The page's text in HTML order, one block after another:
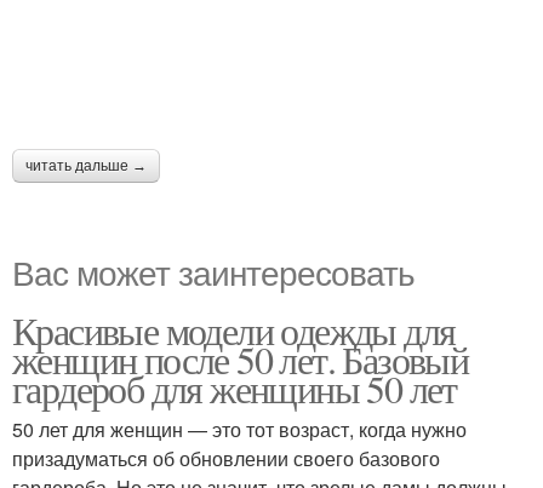
читать дальше →
Вас может заинтересовать
Красивые модели одежды для
женщин после 50 лет. Базовый
гардероб для женщины 50 лет
50 лет для женщин — это тот возраст, когда нужно
призадуматься об обновлении своего базового